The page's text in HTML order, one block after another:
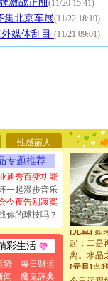
激战正酣(11/20 15:41)
集北京车展(11/22 18:19)
媒体刮目 (11/21 09:01)
性感丽人
专题推荐
通秀百变功能
一起漫步音乐
今夜告别寂寞
你的球技吗？
彩生活
势
每日财运
闻
魔鬼辞典
[圣诞节]
能正大
天都要快
[圣诞节]
如意,快
[元旦]看
断电。爱
你是我专
[元旦]如
起；二是
离。水晶
[元旦] 当
泣，这